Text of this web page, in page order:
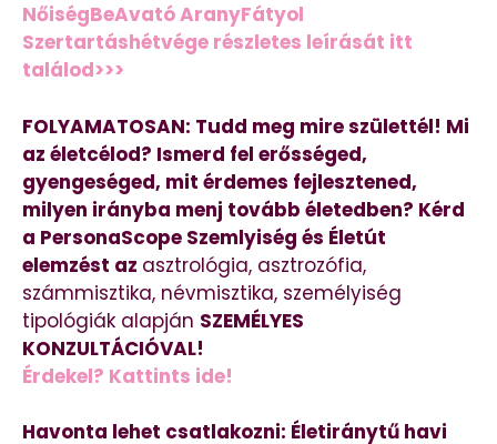
NőiségBeAvató AranyFátyol
Szertartáshétvége részletes leírását itt
találod>>>
FOLYAMATOSAN: Tudd meg mire születtél! Mi
az életcélod? Ismerd fel erősséged,
gyengeséged, mit érdemes fejlesztened,
milyen irányba menj tovább életedben? Kérd
a PersonaScope Szemlyiség és Életút
elemzést az asztrológia, asztrozófia,
számmisztika, névmisztika, személyiség
tipológiák alapján SZEMÉLYES
KONZULTÁCIÓVAL!
Érdekel? Kattints ide!
Havonta lehet csatlakozni: Életiránytű havi